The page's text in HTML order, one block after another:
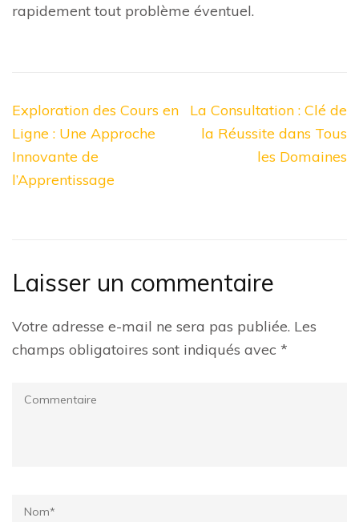
rapidement tout problème éventuel.
Navigation
de
l’article
Exploration des Cours en
Ligne : Une Approche
Innovante de
l’Apprentissage
La Consultation : Clé de
la Réussite dans Tous
les Domaines
Laisser un commentaire
Votre adresse e-mail ne sera pas publiée. Les
champs obligatoires sont indiqués avec *
Commentaire
Name*